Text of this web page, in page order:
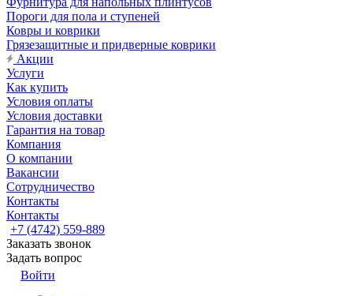
Пороги для пола и ступеней
Ковры и коврики
Грязезащитные и придверные коврики
Акции
Услуги
Как купить
Условия оплаты
Условия доставки
Гарантия на товар
Компания
О компании
Вакансии
Сотрудничество
Контакты
Контакты
+7 (4742) 559-889
Заказать звонок
Задать вопрос
Войти